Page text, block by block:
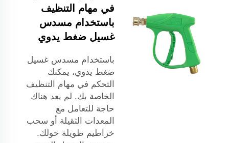
في مهام التنظيف
باستخدام مسدس
غسيل ضغط يدوي
باستخدام مسدس غسيل
ضغط يدوي، يمكنك
التحكم في مهام التنظيف
الخاصة بك. لم يعد هناك
حاجة للتعامل مع
المعدات الثقيلة أو سحب
خراطيم طويلة حولك.